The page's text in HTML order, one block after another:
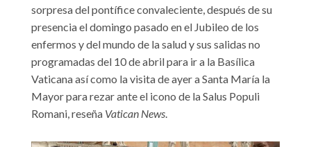
sorpresa del pontífice convaleciente, después de su
presencia el domingo pasado en el Jubileo de los
enfermos y del mundo de la salud y sus salidas no
programadas del 10 de abril para ir a la Basílica
Vaticana así como la visita de ayer a Santa María la
Mayor para rezar ante el icono de la Salus Populi
Romani, reseña Vatican News.